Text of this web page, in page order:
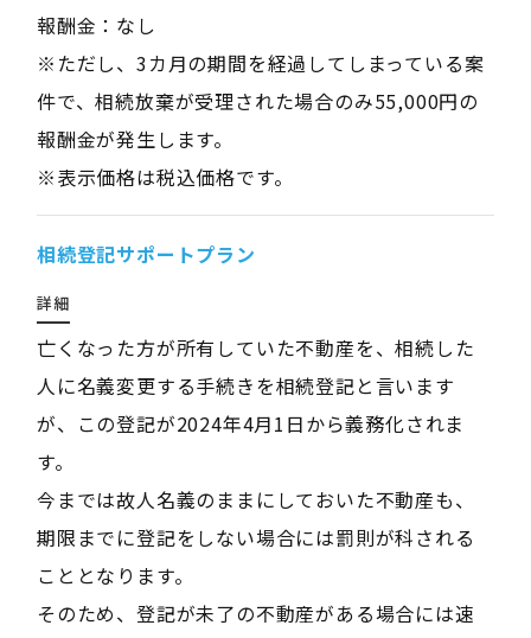
報酬金：なし
※ただし、3カ月の期間を経過してしまっている案
件で、相続放棄が受理された場合のみ55,000円の
報酬金が発生します。
※表示価格は税込価格です。
相続登記サポートプラン
詳細
亡くなった方が所有していた不動産を、相続した
人に名義変更する手続きを相続登記と言います
が、この登記が2024年4月1日から義務化されま
す。
今までは故人名義のままにしておいた不動産も、
期限までに登記をしない場合には罰則が科される
こととなります。
そのため、登記が未了の不動産がある場合には速